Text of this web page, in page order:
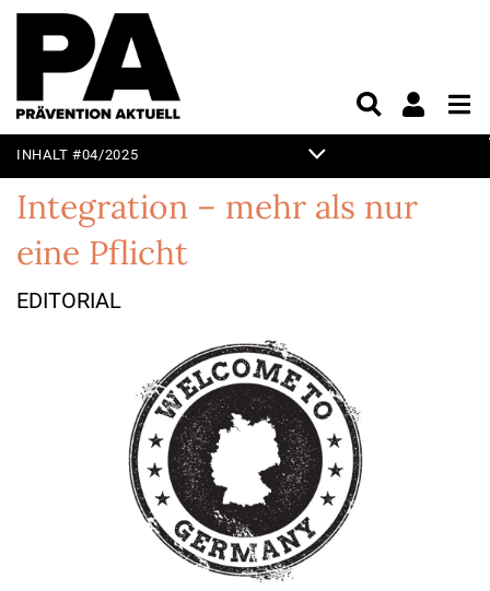
INHALT #04/2025
SCHWERPUNKT
ARBEITEN
INNOVATIV ARBEITEN
ALLES, WAS RECHT IST
PRODUKTE & MÄRKTE
Integration – mehr als nur
eine Pflicht
EDITORIAL